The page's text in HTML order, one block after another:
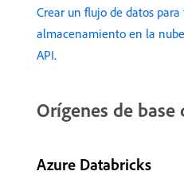
Crear un flujo de datos para
almacenamiento en la
API.
Orígenes de base
Azure Databricks